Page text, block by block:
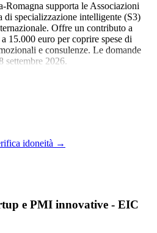
supporta le Associazioni
di specializzazione intelligente (S3)
Offre un contributo a
15.000 euro per coprire spese di
e consulenze. Le domande
settembre 2026.
idoneità →
e PMI innovative - EIC